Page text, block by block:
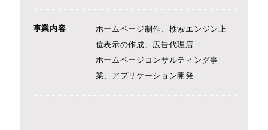
事業内容
ホームページ制作、検索エンジン上
位表示の作成、広告代理店
ホームページコンサルティング事
業、アプリケーション開発